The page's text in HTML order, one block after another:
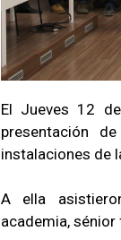
El Jueves 12
presentación
instalaciones de
A ella
academia,